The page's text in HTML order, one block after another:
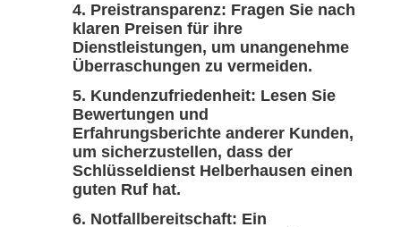
Preistransparenz: Fragen Sie nach
klaren Preisen für ihre
Dienstleistungen, um unangenehme
Überraschungen zu vermeiden.
Kundenzufriedenheit: Lesen Sie
Bewertungen und
Erfahrungsberichte anderer Kunden,
um sicherzustellen, dass der
Schlüsseldienst Helberhausen einen
guten Ruf hat.
Notfallbereitschaft: Ein